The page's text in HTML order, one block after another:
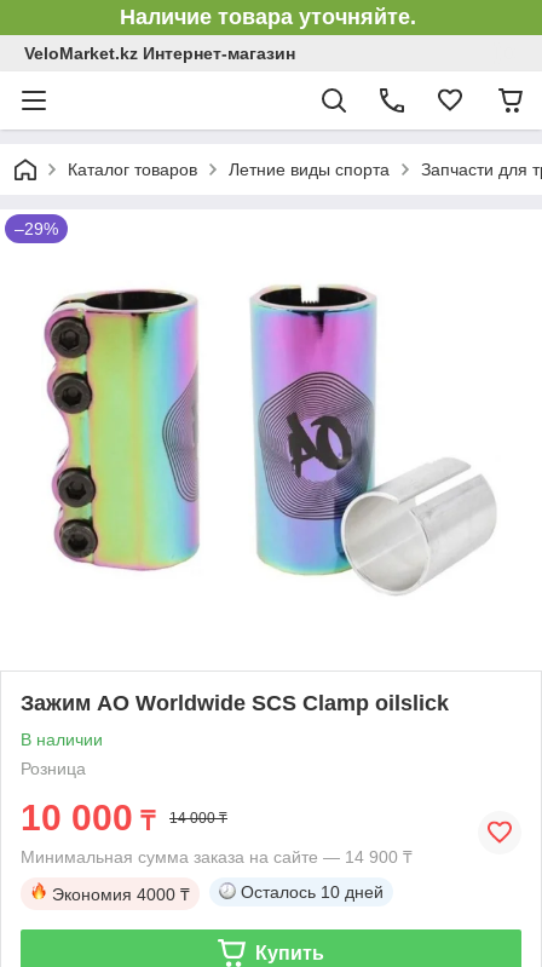
Наличие товара уточняйте.
VeloMarket.kz Интернет-магазин
Каталог товаров Летние виды спорта Запчасти для
–29%
Зажим AO Worldwide SCS Clamp oilslick
В наличии
Розница
10 000 ₸ 14 000 ₸
Минимальная сумма заказа на сайте — 14 900 ₸
Экономия 4000 ₸ Осталось 10 дней
Купить